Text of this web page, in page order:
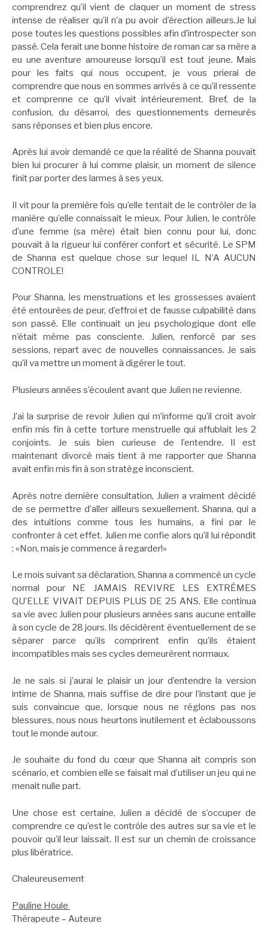
comprendrez qu’il vient de claquer un moment de stress
intense de réaliser qu’il n’a pu avoir d’érection ailleurs.Je lui
pose toutes les questions possibles afin d’introspecter son
passé. Cela ferait une bonne histoire de roman car sa mère a
eu une aventure amoureuse lorsqu’il est tout jeune. Mais
pour les faits qui nous occupent, je vous prierai de
comprendre que nous en sommes arrivés à ce qu’il ressente
et comprenne ce qu’il vivait intérieurement. Bref, de la
confusion, du désarroi, des questionnements demeurés
sans réponses et bien plus encore.
Après lui avoir demandé ce que la réalité de Shanna pouvait
bien lui procurer à lui comme plaisir, un moment de silence
finit par porter des larmes à ses yeux.
Il vit pour la première fois qu’elle tentait de le contrôler de la
manière qu’elle connaissait le mieux. Pour Julien, le contrôle
d’une femme (sa mère) était bien connu pour lui, donc
pouvait à la rigueur lui conférer confort et sécurité. Le SPM
de Shanna est quelque chose sur lequel IL N’A AUCUN
CONTROLE!
Pour Shanna, les menstruations et les grossesses avaient
été entourées de peur, d’effroi et de fausse culpabilité dans
son passé. Elle continuait un jeu psychologique dont elle
n’était même pas consciente. Julien, renforcé par ses
sessions, repart avec de nouvelles connaissances. Je sais
qu’il va mettre un moment à digérer le tout.
Plusieurs années s’écoulent avant que Julien ne revienne.
J’ai la surprise de revoir Julien qui m’informe qu’il croit avoir
enfin mis fin à cette torture menstruelle qui affublait les 2
conjoints. Je suis bien curieuse de l’entendre. Il est
maintenant divorcé mais tient à me rapporter que Shanna
avait enfin mis fin à son stratège inconscient.
Après notre dernière consultation, Julien a vraiment décidé
de se permettre d’aller ailleurs sexuellement. Shanna, qui a
des intuitions comme tous les humains, a fini par le
confronter à cet effet. Julien me confie alors qu’il lui répondit
: «Non, mais je commence à regarder!»
Le mois suivant sa déclaration, Shanna a commencé un cycle
normal pour NE JAMAIS REVIVRE LES EXTRÊMES
QU’ELLE VIVAIT DEPUIS PLUS DE 25 ANS. Elle continua
sa vie avec Julien pour plusieurs années sans aucune entaille
à son cycle de 28 jours. Ils décidèrent éventuellement de se
séparer parce qu’ils comprirent enfin qu’ils étaient
incompatibles mais ses cycles demeurèrent normaux.
Je ne sais si j’aurai le plaisir un jour d’entendre la version
intime de Shanna, mais suffise de dire pour l’instant que je
suis convaincue que, lorsque nous ne réglons pas nos
blessures, nous nous heurtons inutilement et éclaboussons
tout le monde autour.
Je souhaite du fond du cœur que Shanna ait compris son
scénario, et combien elle se faisait mal d’utiliser un jeu qui ne
menait nulle part.
Une chose est certaine, Julien a décidé de s’occuper de
comprendre ce qu’est le contrôle des autres sur sa vie et le
pouvoir qu’il leur laissait. Il est sur un chemin de croissance
plus libératrice.
Chaleureusement
Pauline Houle
Thérapeute – Auteure